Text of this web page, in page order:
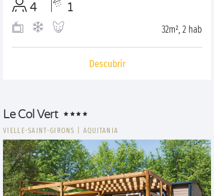
4 1
32m², 2 hab
Descubrir
Le Col Vert
VIELLE-SAINT-GIRONS AQUITANIA